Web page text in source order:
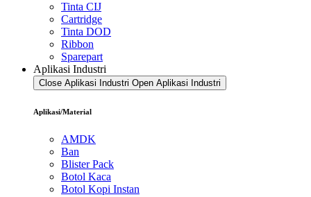
Tinta CIJ
Cartridge
Tinta DOD
Ribbon
Sparepart
Aplikasi Industri
Close Aplikasi Industri Open Aplikasi Industri
Aplikasi/Material
AMDK
Ban
Blister Pack
Botol Kaca
Botol Kopi Instan